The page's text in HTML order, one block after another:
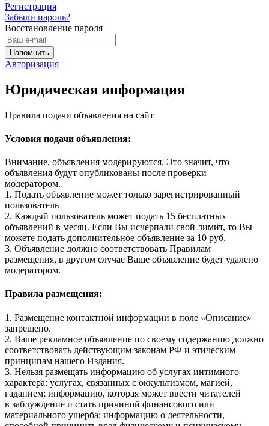
Регистрация
Забыли пароль?
Восстановление пароля
Авторизация
Юридическая информация
Правила подачи объявления на сайт
Условия подачи объявления:
Внимание, объявления модерируются. Это значит, что
объявления будут опубликованы после проверки
модератором.
1. Подать объявление может только зарегистрированный
пользователь
2. Каждый пользователь может подать 15 бесплатных
объявлений в месяц. Если Вы исчерпали свой лимит, то Вы
можете подать дополнительное объявление за 10 руб.
3. Объявление должно соответствовать Правилам
размещения, в другом случае Ваше объявление будет удалено
модератором.
Правила размещения:
1. Размещение контактной информации в поле «Описание»
запрещено.
2. Ваше рекламное объявление по своему содержанию должно
соответствовать действующим законам РФ и этическим
принципам нашего Издания.
3. Нельзя размещать информацию об услугах интимного
характера: услугах, связанных с оккультизмом, магией,
гаданием; информацию, которая может ввести читателей
в заблуждение и стать причиной финансового или
материального ущерба; информацию о деятельности,